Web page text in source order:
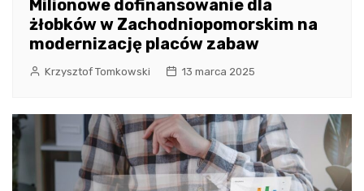
Milionowe dofinansowanie dla
żłobków w Zachodniopomorskim na
modernizację placów zabaw
Krzysztof Tomkowski 13 marca 2025